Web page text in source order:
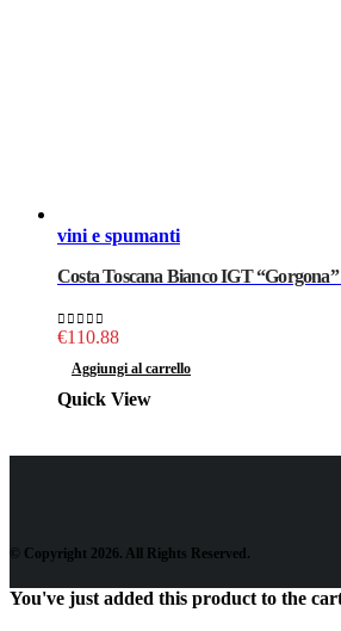
vini e spumanti
Costa Toscana Bianco IGT “Gorgona”
0out of 5
€110.88
Aggiungi al carrello
Quick View
© Copyright 2026. All Rights Reserved.
You've just added this product to the